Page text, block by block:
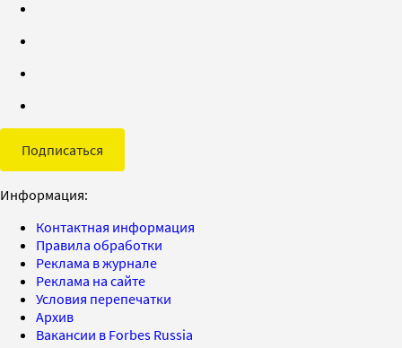
Подписаться
Информация:
Контактная информация
Правила обработки
Реклама в журнале
Реклама на сайте
Условия перепечатки
Архив
Вакансии в Forbes Russia